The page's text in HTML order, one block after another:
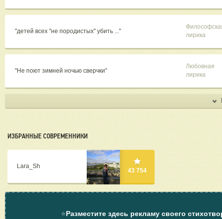
"детей всех "не породистых" убить ..."
лирика
"Не поют зимней ночью сверчки"
Любовная
лирика
ИЗБРАННЫЕ СОВРЕМЕННИКИ
Lara_Sh
43 754
⭐Разместите здесь рекламу своего